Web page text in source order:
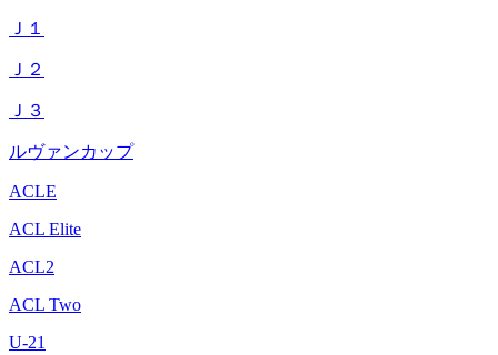
Ｊ１
Ｊ２
Ｊ３
ルヴァンカップ
ACLE
ACL Elite
ACL2
ACL Two
U-21